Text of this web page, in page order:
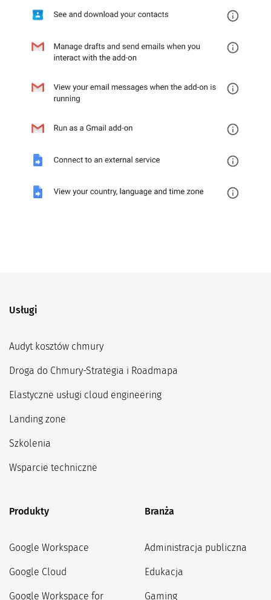
Usługi
Audyt kosztów chmury
Droga do Chmury-Strategia i Roadmapa
Elastyczne usługi cloud engineering
Landing zone
Szkolenia
Wsparcie techniczne
Produkty
Google Workspace
Google Cloud
Google Workspace for
Branża
Administracja publiczna
Edukacja
Gaming